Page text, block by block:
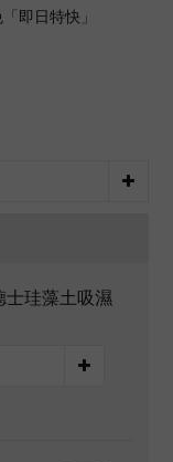
即日特快」
士珪藻土吸濕